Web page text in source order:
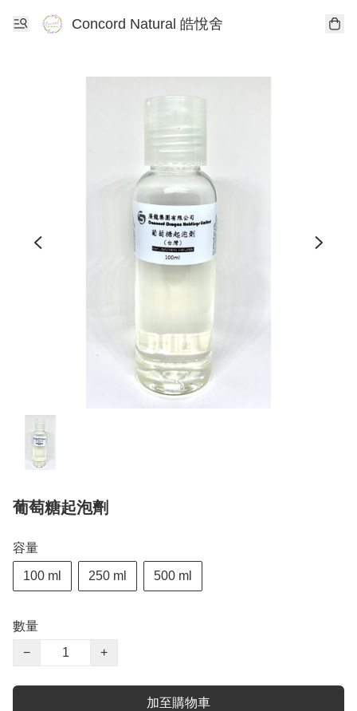
Concord Natural 皓悅舍
葡萄糖起泡劑
容量
100 ml 250 ml 500 ml
數量
−
+
加至購物車